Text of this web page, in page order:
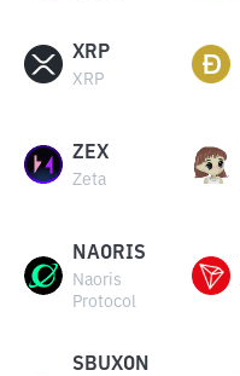
XRP
XRP
ZEX
Zeta
NAORIS
Naoris
Protocol
SBUXON